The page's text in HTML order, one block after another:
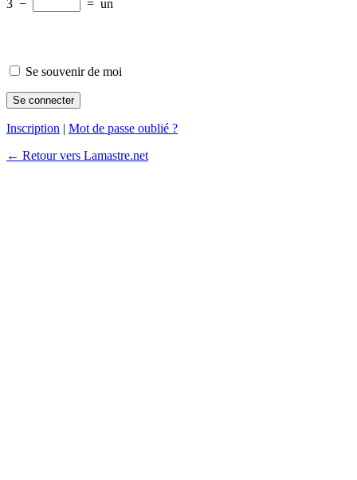
3 − = un
Se souvenir de moi
Inscription | Mot de passe oublié ?
← Retour vers Lamastre.net